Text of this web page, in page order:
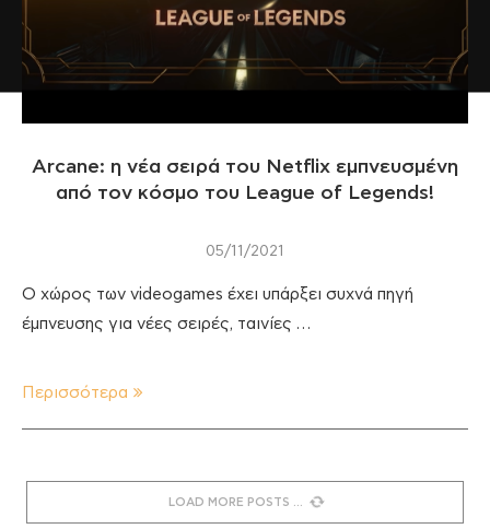
Arcane: η νέα σειρά του Netflix εμπνευσμένη
από τον κόσμο του League of Legends!
05/11/2021
Ο χώρος των videogames έχει υπάρξει συχνά πηγή
έμπνευσης για νέες σειρές, ταινίες …
Περισσότερα
LOAD MORE POSTS